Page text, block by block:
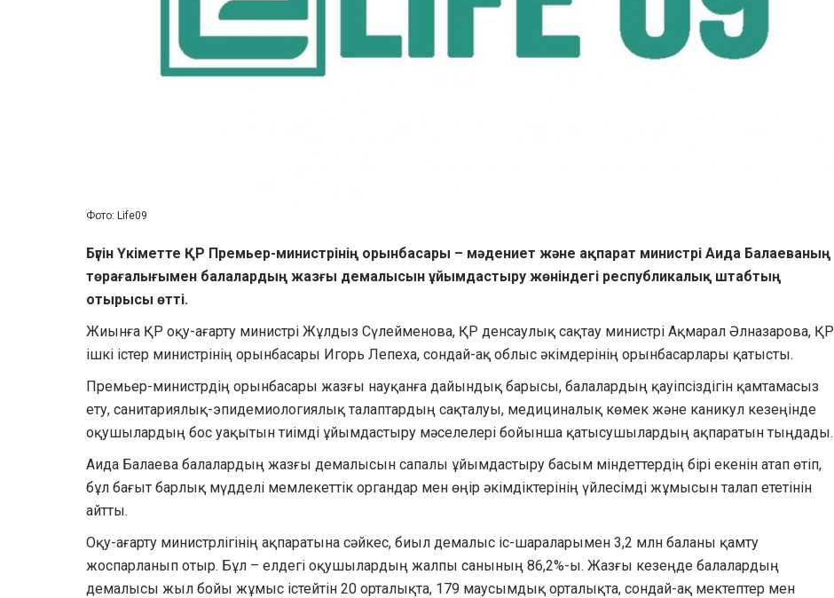
Фото: Life09
Бүгін Үкіметте ҚР Премьер-министрінің орынбасары – мәдениет және ақпарат министрі Аида Балаеваның
төрағалығымен балалардың жазғы демалысын ұйымдастыру жөніндегі республикалық штабтың
отырысы өтті.
Жиынға ҚР оқу-ағарту министрі Жұлдыз Сүлейменова, ҚР денсаулық сақтау министрі Ақмарал Әлназарова, ҚР
ішкі істер министрінің орынбасары Игорь Лепеха, сондай-ақ облыс әкімдерінің орынбасарлары қатысты.
Премьер-министрдің орынбасары жазғы науқанға дайындық барысы, балалардың қауіпсіздігін қамтамасыз
ету, санитариялық-эпидемиологиялық талаптардың сақталуы, медициналық көмек және каникул кезеңінде
оқушылардың бос уақытын тиімді ұйымдастыру мәселелері бойынша қатысушылардың ақпаратын тыңдады.
Аида Балаева балалардың жазғы демалысын сапалы ұйымдастыру басым міндеттердің бірі екенін атап өтіп,
бұл бағыт барлық мүдделі мемлекеттік органдар мен өңір әкімдіктерінің үйлесімді жұмысын талап ететінін
айтты.
Оқу-ағарту министрлігінің ақпаратына сәйкес, биыл демалыс іс-шараларымен 3,2 млн баланы қамту
жоспарланып отыр. Бұл – елдегі оқушылардың жалпы санының 86,2%-ы. Жазғы кезеңде балалардың
демалысы жыл бойы жұмыс істейтін 20 орталықта, 179 маусымдық орталықта, сондай-ақ мектептер мен